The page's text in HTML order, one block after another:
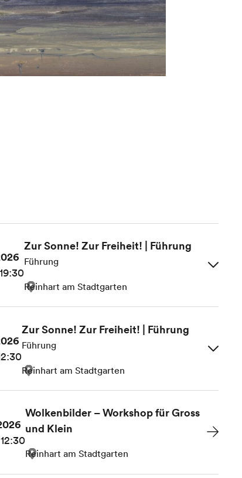
Zur Sonne! Zur Freiheit! | Führung
Führung
Reinhart am Stadtgarten
Zur Sonne! Zur Freiheit! | Führung
Führung
Reinhart am Stadtgarten
Wolkenbilder – Workshop für Gross
und Klein
Reinhart am Stadtgarten